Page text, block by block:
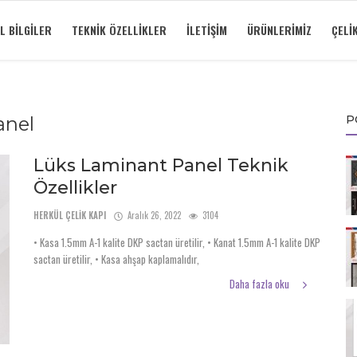
BILGILER TEKNIK ÖZELLIKLER İLETIŞIM ÜRÜNLERIMIZ
Lüks Laminant Panel Teknik
Özellikler
HERKÜL ÇELİK KAPI Aralık 26, 2022 3104
• Kasa 1.5mm A-1 kalite DKP sactan üretilir, • Kanat 1.5mm A-1 kalite DKP
sactan üretilir, • Kasa ahşap kaplamalıdır,
Daha fazla oku